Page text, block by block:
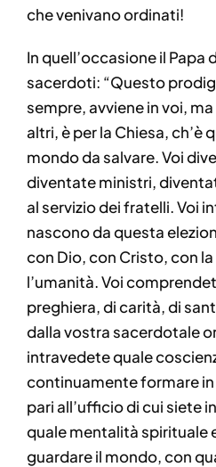
che venivano ordinati!
In quell’occasione il Papa
sacerdoti: “Questo
sempre, avviene in voi,
altri, è per la Chiesa, ch’è
mondo da salvare. Voi
diventate ministri,
al servizio dei fratelli. Voi
nascono da questa
con Dio, con Cristo, con
l’umanità. Voi
preghiera, di carità, di
dalla vostra sacerdotale
intravedete quale
continuamente formare
pari all’ufficio di cui siete
quale mentalità spirituale
guardare il mondo, con